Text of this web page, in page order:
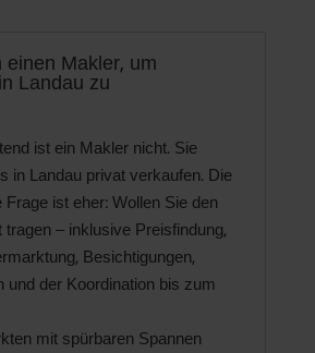
einen Makler, um
Landau zu
ist ein Makler nicht. Sie
in Landau privat verkaufen. Die
Frage ist eher: Wollen Sie den
tragen – inklusive Preisfindung,
Besichtigungen,
und der Koordination bis zum
mit spürbaren Spannen